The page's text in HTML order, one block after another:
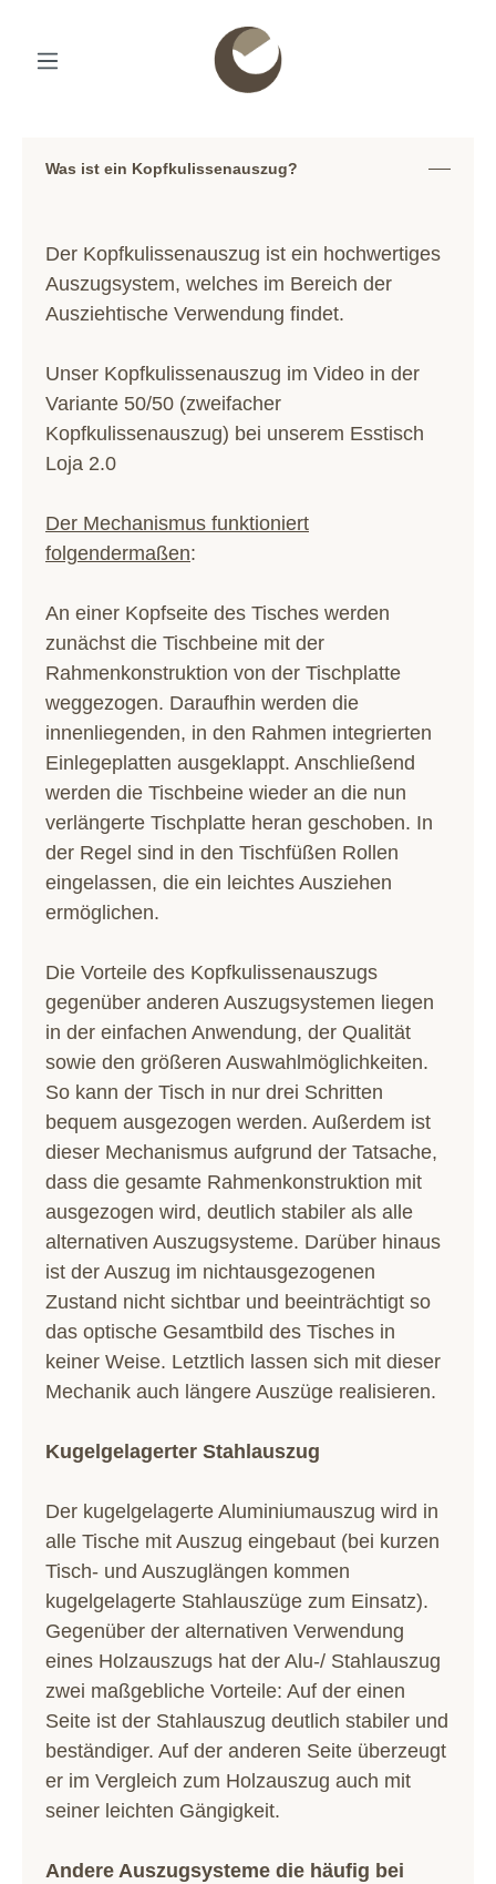
Was ist ein Kopfkulissenauszug?
Der Kopfkulissenauszug ist ein hochwertiges
Auszugsystem, welches im Bereich der
Ausziehtische Verwendung findet.
Unser Kopfkulissenauszug im Video in der
Variante 50/50 (zweifacher
Kopfkulissenauszug) bei unserem Esstisch
Loja 2.0
Der Mechanismus funktioniert
folgendermaßen:
An einer Kopfseite des Tisches werden
zunächst die Tischbeine mit der
Rahmenkonstruktion von der Tischplatte
weggezogen. Daraufhin werden die
innenliegenden, in den Rahmen integrierten
Einlegeplatten ausgeklappt. Anschließend
werden die Tischbeine wieder an die nun
verlängerte Tischplatte heran geschoben. In
der Regel sind in den Tischfüßen Rollen
eingelassen, die ein leichtes Ausziehen
ermöglichen.
Die Vorteile des Kopfkulissenauszugs
gegenüber anderen Auszugsystemen liegen
in der einfachen Anwendung, der Qualität
sowie den größeren Auswahlmöglichkeiten.
So kann der Tisch in nur drei Schritten
bequem ausgezogen werden. Außerdem ist
dieser Mechanismus aufgrund der Tatsache,
dass die gesamte Rahmenkonstruktion mit
ausgezogen wird, deutlich stabiler als alle
alternativen Auszugsysteme. Darüber hinaus
ist der Auszug im nichtausgezogenen
Zustand nicht sichtbar und beeinträchtigt so
das optische Gesamtbild des Tisches in
keiner Weise. Letztlich lassen sich mit dieser
Mechanik auch längere Auszüge realisieren.
Kugelgelagerter Stahlauszug
Der kugelgelagerte Aluminiumauszug wird in
alle Tische mit Auszug eingebaut (bei kurzen
Tisch- und Auszuglängen kommen
kugelgelagerte Stahlauszüge zum Einsatz).
Gegenüber der alternativen Verwendung
eines Holzauszugs hat der Alu-/ Stahlauszug
zwei maßgebliche Vorteile: Auf der einen
Seite ist der Stahlauszug deutlich stabiler und
beständiger. Auf der anderen Seite überzeugt
er im Vergleich zum Holzauszug auch mit
seiner leichten Gängigkeit.
Andere Auszugsysteme die häufig bei